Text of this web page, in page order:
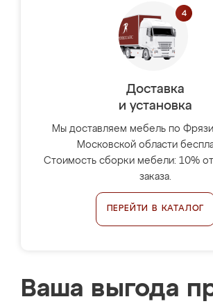
Доставка
и установка
Мы доставляем мебель по
Московской области
Стоимость сборки мебели: 10%
заказа.
ПЕРЕЙТИ В КАТАЛОГ
Ваша выгода